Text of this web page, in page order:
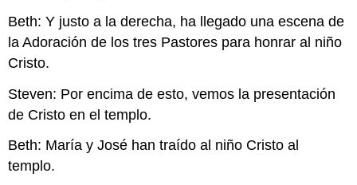
Beth: Y justo a la derecha, ha llegado una escena de
la Adoración de los tres Pastores para honrar al niño
Cristo.
Steven: Por encima de esto, vemos la presentación
de Cristo en el templo.
Beth: María y José han traído al niño Cristo al
templo.